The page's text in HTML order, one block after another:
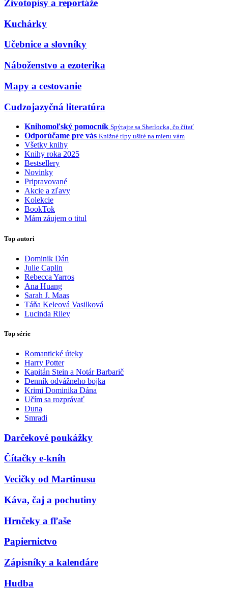
Životopisy a reportáže
Kuchárky
Učebnice a slovníky
Náboženstvo a ezoterika
Mapy a cestovanie
Cudzojazyčná literatúra
Knihomoľský pomocník Spýtajte sa Sherlocka, čo čítať
Odporúčame pre vás Knižné tipy ušité na mieru vám
Všetky knihy
Knihy roka 2025
Bestsellery
Novinky
Pripravované
Akcie a zľavy
Kolekcie
BookTok
Mám záujem o titul
Top autori
Dominik Dán
Julie Caplin
Rebecca Yarros
Ana Huang
Sarah J. Maas
Táňa Keleová Vasilková
Lucinda Riley
Top série
Romantické úteky
Harry Potter
Kapitán Stein a Notár Barbarič
Denník odvážneho bojka
Krimi Dominika Dána
Učím sa rozprávať
Duna
Smradi
Darčekové poukážky
Čítačky e-kníh
Vecičky od Martinusu
Káva, čaj a pochutiny
Hrnčeky a fľaše
Papiernictvo
Zápisníky a kalendáre
Hudba